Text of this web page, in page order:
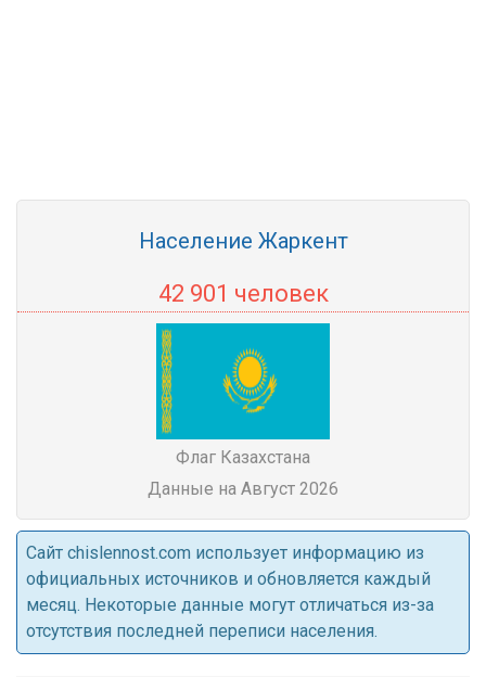
Население Жаркент
42 901 человек
Флаг Казахстана
Данные на Август 2026
Cайт chislennost.com использует информацию из
официальных источников и обновляется каждый
месяц. Некоторые данные могут отличаться из-за
отсутствия последней переписи населения.